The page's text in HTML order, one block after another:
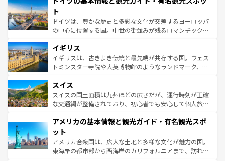
ンテンツ一覧 を参照してほしい。
聖堂、美しいビーチ、そして豊かな自然が、訪れる者を心
から魅了する。また、フランスは美食の国としても知ら
れ、フランス料理はユネスコ無形文化遺産にも登録されて
香り高いラベンダー畑など、多彩な楽しみ方が可能だ。さ
らに、パリ以外の地域にも魅力が溢れており、どの街角に
も豊かな歴史と文化が息づいている。パリ以外の個性あふ
を参照してほしい。
ト
ドイツは、豊かな歴史と多彩な文化が交差するヨーロッパ
の中心に位置する国。中世の街並みが残るロマンチック街
顔を持つこの国は、どこを歩いても飽きることがない。ベ
ルリンの文化的活気、バイエルン州のアルプスの絶景、そ
してライン川沿いのワイン畑といった風景は必見。ビール
は、お酒好きな人にはぜひ体験してほしい。 なお、新着の
ドイツ情報はコンテンツ一覧を参照してほしい。
イギリス
イギリスは、古きよき伝統と最先端が共存する国。ウェス
トミンスター寺院や大英博物館のようなランドマーク、歴
リアごとに異なる魅力がある。また、優雅なアフタヌーン
ティー、ビール好きにはたまらない英国パブ、サッカー観
戦など、本場だからこそできる体験も豊富。イギリスを旅
ンツ一覧を参照してほしい。
スイス
スイスの国土面積は九州ほどの広さだが、運行時刻が正確
な交通網が整備されており、初心者でも安心して個人旅行
の建物がそのまま残る町や、スイスならではのユニークな
博物館もあり、アルプス観光だけでなく町歩きも満喫する
ことができる。国民の所得が高いため物価も高いが、旅行
者向けの交通パス提供のサービスもあり、うまく活用すれ
アメリカの基本情報と観光ガイド・有名観光スポ
ット
アメリカ合衆国は、広大な土地と多様な文化が魅力の国。
東海岸の都市部から西海岸のカリフォルニアまで、訪れる